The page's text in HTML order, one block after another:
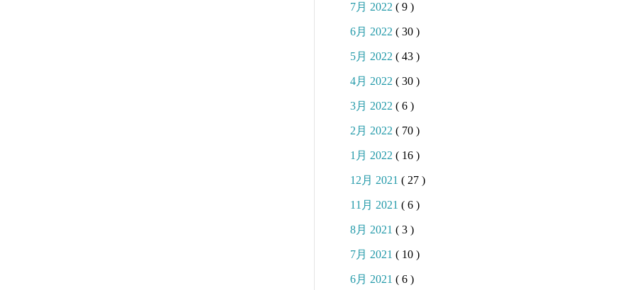
7月 2022 ( 9 )
6月 2022 ( 30 )
5月 2022 ( 43 )
4月 2022 ( 30 )
3月 2022 ( 6 )
2月 2022 ( 70 )
1月 2022 ( 16 )
12月 2021 ( 27 )
11月 2021 ( 6 )
8月 2021 ( 3 )
7月 2021 ( 10 )
6月 2021 ( 6 )